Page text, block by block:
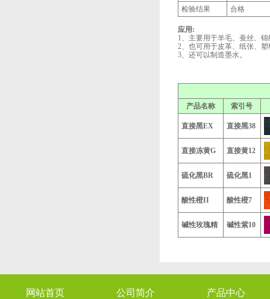
检验结果
合格
应用:
1、主要用于羊毛、蚕丝、
2、也可用于皮革、纸张、
3、还可以制造墨水。
产品名称 索引号
直接黑EX 直接黑38
直接冻黄G 直接黄12
硫化黑BR 硫化黑1
酸性橙II 酸性橙7
碱性玫瑰精 碱性紫10
网站首页 公司简介 产品中心